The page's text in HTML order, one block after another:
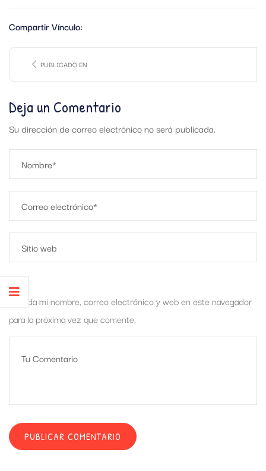
Compartir Vínculo:
PUBLICADO EN
Deja un Comentario
Su dirección de correo electrónico no será publicada.
Guarda mi nombre, correo electrónico y web en este navegador
para la próxima vez que comente.